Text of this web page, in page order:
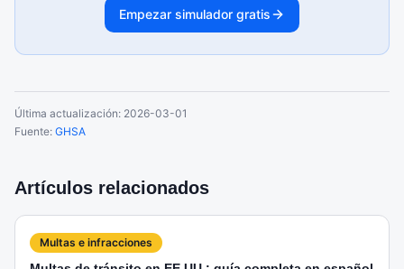
Empezar simulador gratis
Última actualización: 2026-03-01
Fuente: GHSA
Artículos relacionados
Multas e infracciones